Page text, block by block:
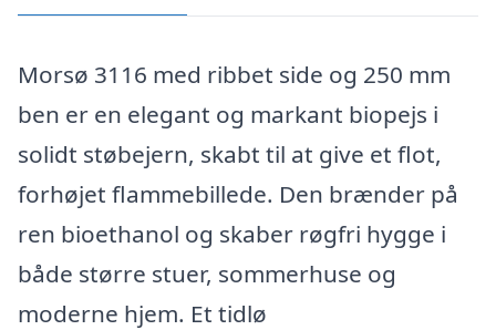
Morsø 3116 med ribbet side og 250 mm
ben er en elegant og markant biopejs i
solidt støbejern, skabt til at give et flot,
forhøjet flammebillede. Den brænder på
ren bioethanol og skaber røgfri hygge i
både større stuer, sommerhuse og
moderne hjem. Et tidlø